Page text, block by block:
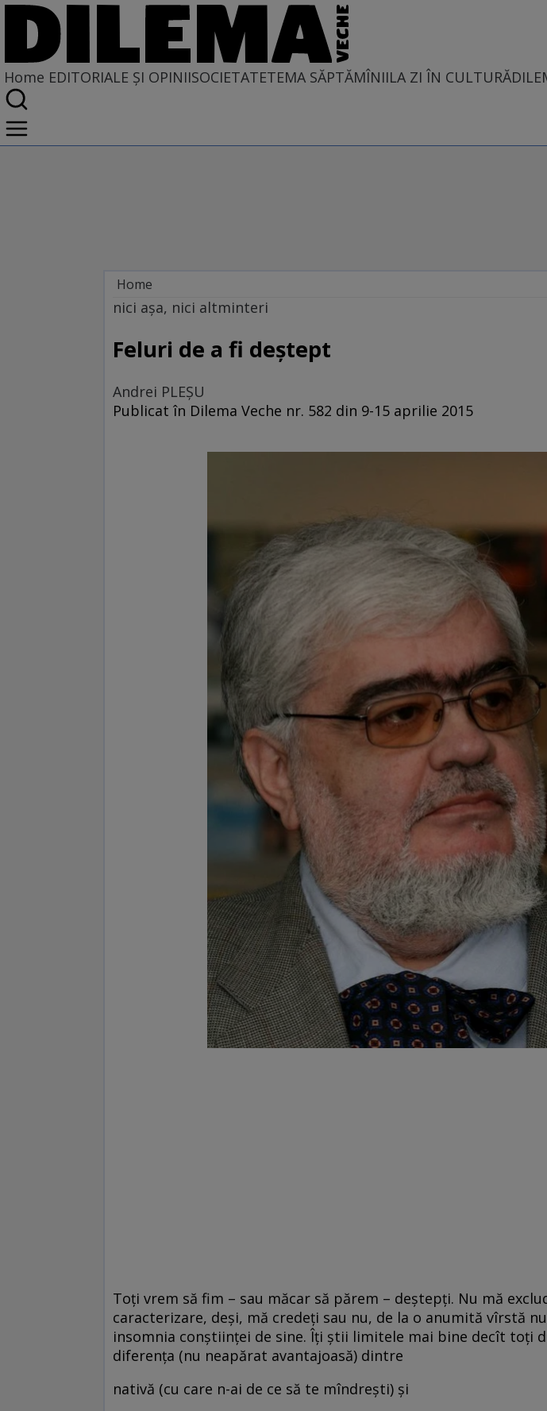
Home EDITORIALE ȘI OPINIISOCIETATETEMA SĂPTĂMÎNIILA ZI ÎN CULTURĂ
Home
EDITORIALE ȘI OPINII
SITUAȚIUNEA
nici aşa, nici altminteri
Feluri de a fi deştept
Andrei PLEŞU
Publicat în Dilema Veche nr. 582 din 9-15 aprilie 2015
Toţi vrem să fim – sau măcar să părem – deştepţi. Nu mă
caracterizare, deşi, mă credeţi sau nu, de la o anumită vîrstă
insomnia conştiinţei de sine. Îţi ştii limitele mai bine decît toţi
diferenţa (nu neapărat avantajoasă) dintre
nativă (cu care n-ai de ce să te mîndreşti) şi